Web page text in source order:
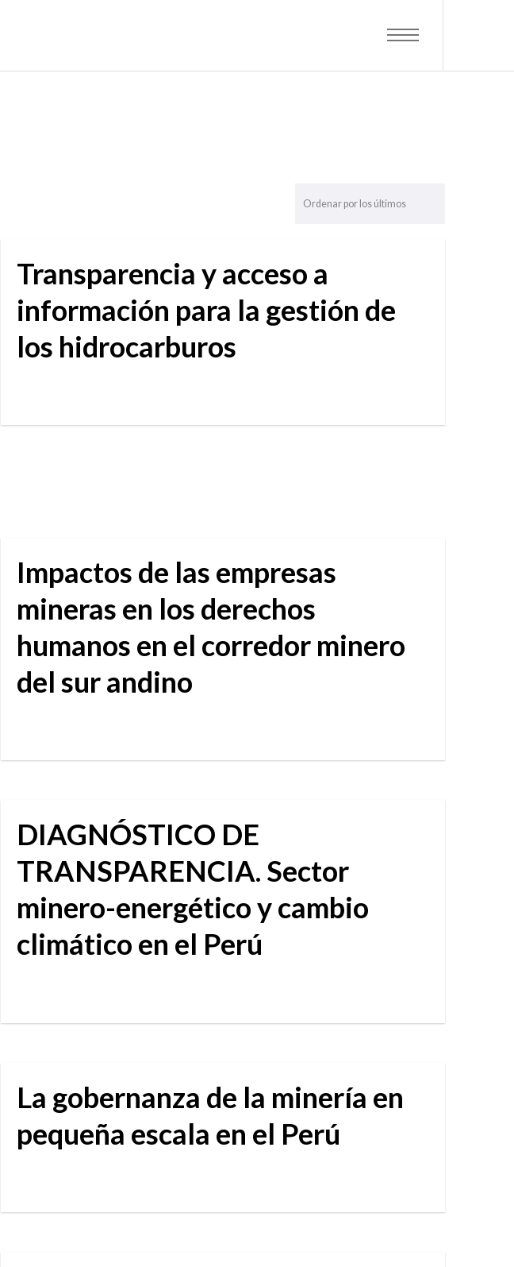
Transparencia y acceso a
información para la gestión de
los hidrocarburos
Impactos de las empresas
mineras en los derechos
humanos en el corredor minero
del sur andino
DIAGNÓSTICO DE
TRANSPARENCIA. Sector
minero-energético y cambio
climático en el Perú
La gobernanza de la minería en
pequeña escala en el Perú